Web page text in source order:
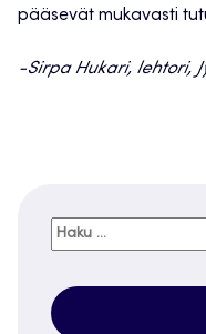
pääsevät mukavasti
-Sirpa Hukari, lehtori,
Haku: